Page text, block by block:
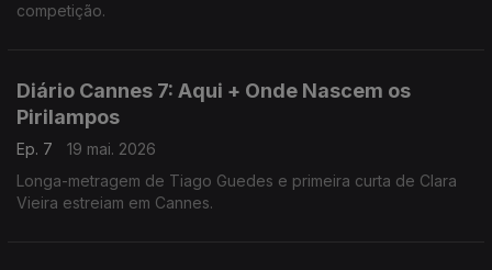
competição.
Diário Cannes 7: Aqui + Onde Nascem os
Pirilampos
Ep. 7
19 mai. 2026
Longa-metragem de Tiago Guedes e primeira curta de Clara
Vieira estreiam em Cannes.